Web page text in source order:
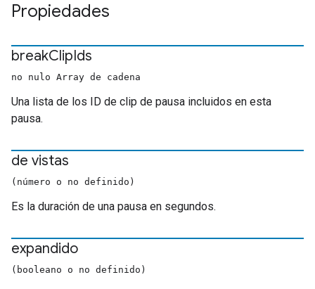
Propiedades
breakClipIds
no nulo Array de cadena
Una lista de los ID de clip de pausa incluidos en esta
pausa.
de vistas
(número o no definido)
Es la duración de una pausa en segundos.
expandido
(booleano o no definido)